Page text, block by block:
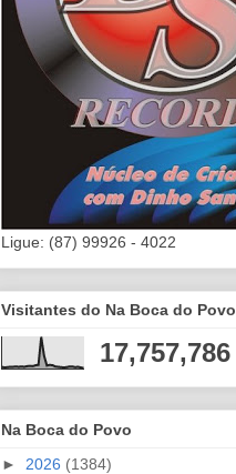
Ligue: (87) 99926 - 4022
Visitantes do Na Boca do Povo
17,757,786
Na Boca do Povo
► 2026 (1384)